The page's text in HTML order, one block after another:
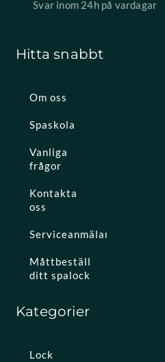
Svar inom 24h på vardagar
Hitta snabbt
Om oss
Spaskola
Vanliga
frågor
Kontakta
oss
Serviceanmälan
Måttbeställ
ditt spalock
Kategorier
Lock